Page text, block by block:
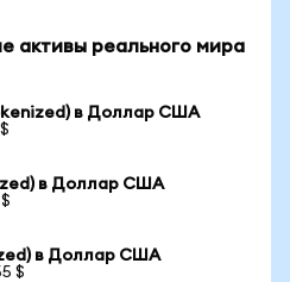
активы реального мира
в Доллар США
в Доллар США
в Доллар США
$